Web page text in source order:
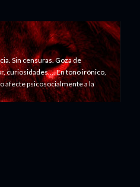
Sin censuras. Goza de
curiosidades.... En tono irónico,
afecte psicosocialmente a la